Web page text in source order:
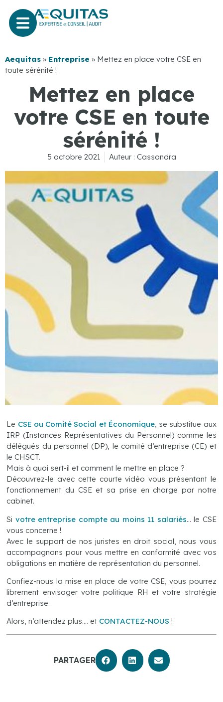
Aequitas » Entreprise » Mettez en place votre CSE en
toute sérénité !
Mettez en place
votre CSE en toute
sérénité !
5 octobre 2021 Auteur : Cassandra
Le CSE ou Comité Social et Économique, se substitue aux
IRP (Instances Représentatives du Personnel) comme les
délégués du personnel (DP), le comité d’entreprise (CE) et
le CHSCT.
Mais à quoi sert-il et comment le mettre en place ?
Découvrez-le avec cette courte vidéo vous présentant le
fonctionnement du CSE et sa prise en charge par notre
cabinet.
Si votre entreprise compte au moins 11 salariés… le CSE
vous concerne !
Avec le support de nos juristes en droit social, nous vous
accompagnons pour vous mettre en conformité avec vos
obligations en matière de représentation du personnel.
Confiez-nous la mise en place de votre CSE, vous pourrez
librement envisager votre politique RH et votre stratégie
d’entreprise.
Alors, n’attendez plus…. et CONTACTEZ-NOUS !
PARTAGER